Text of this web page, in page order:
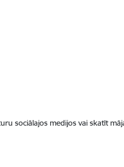
sociālajos medijos vai skatīt